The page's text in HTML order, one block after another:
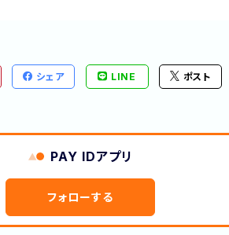
シェア LINE ポスト
PAY IDアプリ
フォローする